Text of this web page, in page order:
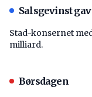
Salsgevinst
Stad-konsernet
milliard.
Børsdagen